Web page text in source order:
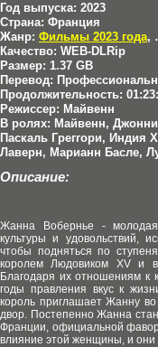
Год выпуска: 2023
Страна: Франция
Жанр: Фильмы 2023 года,
Качество: WEB-DLRip
Размер: 1.37 GB
Перевод:
Продолжительность:
Режиссер: Майвенн
В ролях: Майвенн,
Паскаль Греггори,
Лаверн, Марианн Басле,
Описание:
Жанна Вобернье -
культуры и удовольствий,
чтобы подняться по
королем Людовиком XV и
Благодаря их отношениям к
годы правления вкус к
король приглашает Жанну
двор. Постепенно Жанна
Франции, официальной
влияние этой женщины, и они